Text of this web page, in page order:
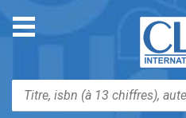
contenu
Toggle
navigation